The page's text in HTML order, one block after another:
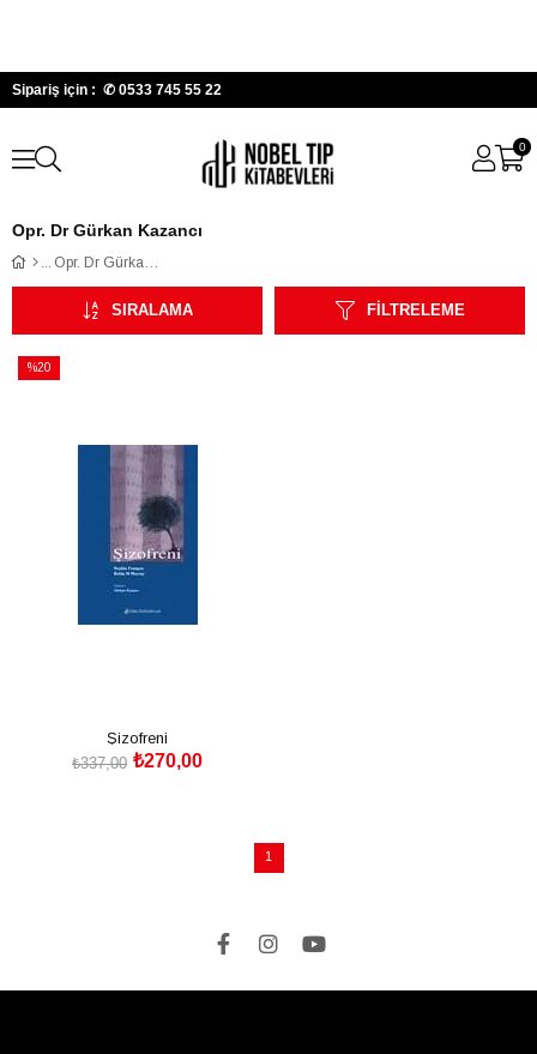
Sipariş için : ✆ 0533 745 55 22
0
Opr. Dr Gürkan Kazancı
Opr. Dr Gürkan Kazancı
FILTRELEME
SIRALAMA
%20
Şizofreni
₺270,00
₺337,00
1